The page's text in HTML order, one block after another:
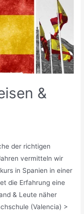
&
der richtigen
vermitteln wir
in Spanien in einer
die Erfahrung eine
& Leute näher
(Valencia) >